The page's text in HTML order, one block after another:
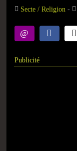
Secte / Religion -
Publicité